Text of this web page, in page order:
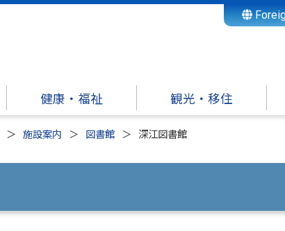
健康・福祉 観光・移住
施設案内 図書館 深江図書館